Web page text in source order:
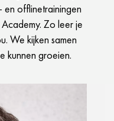
offlinetrainingen
Zo leer je
We kijken samen
kunnen groeien.